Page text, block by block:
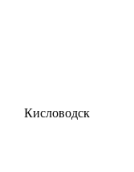
Кисловодск